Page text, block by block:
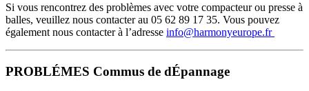
Si vous rencontrez des problèmes avec votre compacteur ou presse à
balles, veuillez nous contacter au 05 62 89 17 35. Vous pouvez
également nous contacter à l’adresse info@harmonyeurope.fr
PROBLÉMES Commus de dÉpannage